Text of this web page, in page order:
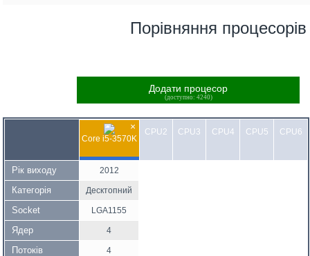
Порівняння процесорів
Додати процесор
(доступно: 4240)
×
Core i5-3570K
CPU2 CPU3 CPU4 CPU5 CPU6
Рік виходу 2012
Категорія Десктопний
Socket LGA1155
Ядер 4
Потоків 4